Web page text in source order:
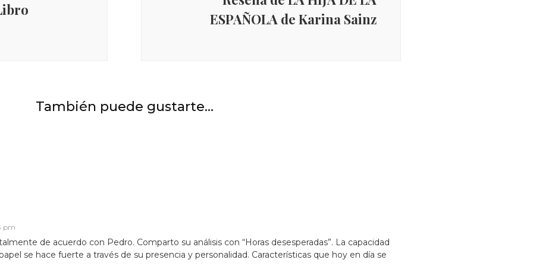
ESPAÑOLA de Karina Sainz
También puede gustarte...
pm
de acuerdo con Pedro. Comparto su análisis con “Horas desesperadas”. La capacidad
se hace fuerte a través de su presencia y personalidad. Características que hoy en día se